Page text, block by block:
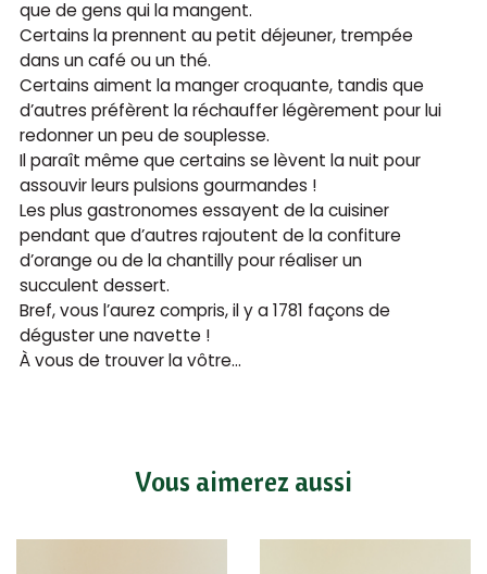
que de gens qui la mangent.
Certains la prennent au petit déjeuner, trempée
dans un café ou un thé.
Certains aiment la manger croquante, tandis que
d’autres préfèrent la réchauffer légèrement pour lui
redonner un peu de souplesse.
Il paraît même que certains se lèvent la nuit pour
assouvir leurs pulsions gourmandes !
Les plus gastronomes essayent de la cuisiner
pendant que d’autres rajoutent de la confiture
d’orange ou de la chantilly pour réaliser un
succulent dessert.
Bref, vous l’aurez compris, il y a 1781 façons de
déguster une navette !
À vous de trouver la vôtre…
Vous aimerez aussi